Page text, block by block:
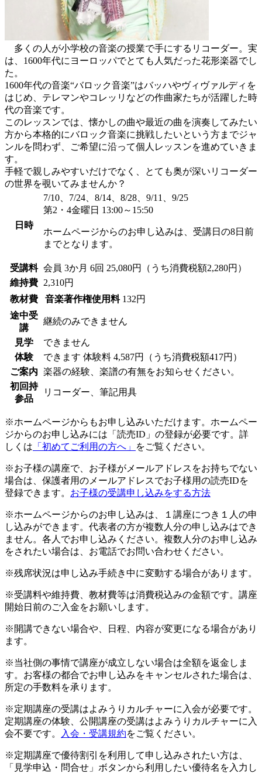
多くの人が小学校の音楽の授業で手にするリコーダー。実
は、1600年代にヨーロッパでとても人気だった花形楽器でし
た。
1600年代の音楽“バロック音楽”はバッハやヴィヴァルディを
はじめ、テレマンやコレッリなどの作曲家たちが活躍した時
代の音楽です。
このレッスンでは、懐かしの曲や最近の曲を演奏してみたい
方から本格的にバロック音楽に挑戦したいという方までジャ
ンルを問わず、ご希望に沿って個人レッスンを進めていきま
す。
手軽で親しみやすいだけでなく、とても奥が深いリコーダー
の世界を覗いてみませんか？
日時
7/10、7/24、8/14、8/28、9/11、9/25
第2・4金曜日 13:00～15:50
ホームページからのお申し込みは、受講日の8日前
までとなります。
受講料 会員 3か月 6回 25,080円（うち消費税額2,280円）
維持費
2,310円
教材費
音楽著作権使用料 132円
途中受
講
継続のみできません
見学
できません
体験
できます 体験料 4,587円（うち消費税額417円）
ご案内 楽器の経験、楽譜の有無をお知らせください。
初回持
参品
リコーダー、筆記用具
※ホームページからもお申し込みいただけます。ホームペー
ジからのお申し込みには「読売ID」の登録が必要です。詳
しくは 「初めてご利用の方へ」 をご覧ください。
※お子様の講座で、お子様がメールアドレスをお持ちでない
場合は、保護者用のメールアドレスでお子様用の読売IDを
登録できます。 お子様の受講申し込みをする方法
※ホームページからのお申し込みは、１講座につき１人の申
し込みができます。代表者の方が複数人分の申し込みはでき
ません。各人でお申し込みください。複数人分のお申し込み
をされたい場合は、お電話でお問い合わせください。
※残席状況は申し込み手続き中に変動する場合があります。
※受講料や維持費、教材費等は消費税込みの金額です。講座
開始日前のご入金をお願いします。
※開講できない場合や、日程、内容が変更になる場合があり
ます。
※当社側の事情で講座が成立しない場合は全額を返金しま
す。お客様の都合でお申し込みをキャンセルされた場合は、
所定の手数料を承ります。
※定期講座の受講はよみうりカルチャーに入会が必要です。
定期講座の体験、公開講座の受講はよみうりカルチャーに入
会不要です。
入会・受講規約をご覧ください。
※定期講座で優待割引を利用して申し込みされたい方は、
「見学申込・問合せ」ボタンから利用したい優待名を入力し